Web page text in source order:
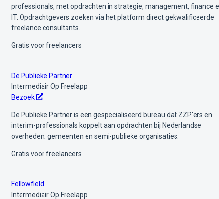
professionals, met opdrachten in strategie, management, finance
IT. Opdrachtgevers zoeken via het platform direct gekwalificeerde
freelance consultants.
Gratis voor freelancers
De Publieke Partner
IntermediairOp Freelapp
Bezoek
De Publieke Partner is een gespecialiseerd bureau dat ZZP'ers en
interim-professionals koppelt aan opdrachten bij Nederlandse
overheden, gemeenten en semi-publieke organisaties.
Gratis voor freelancers
Fellowfield
IntermediairOp Freelapp